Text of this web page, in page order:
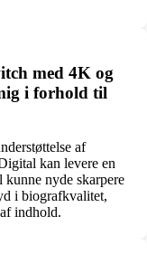
med 4K og
i forhold til
af
kan levere en
nyde skarpere
i biografkvalitet,
indhold.